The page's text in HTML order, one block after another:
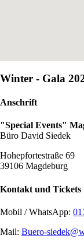
Winter - Gala
Anschrift
"Special Events"
Büro David Siedek
Hohepfortestraße 69
39106 Magdeburg
Kontakt und Tickets
Mobil / WhatsApp:
Mail: Buero-